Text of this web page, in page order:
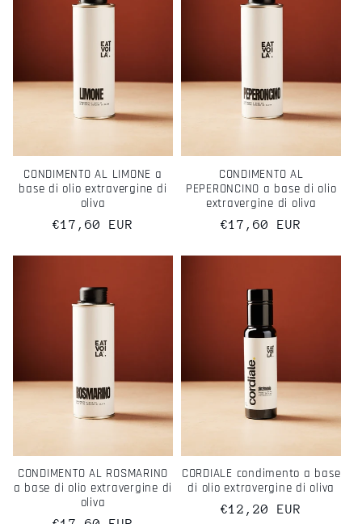
CONDIMENTO AL LIMONE a
base di olio extravergine di
oliva
Prezzo
€17,60 EUR
CONDIMENTO AL
PEPERONCINO a base di olio
extravergine di oliva
Prezzo
€17,60 EUR
CONDIMENTO AL ROSMARINO
a base di olio extravergine di
oliva
CORDIALE condimento a base
di olio extravergine di oliva
Prezzo
€12,20 EUR